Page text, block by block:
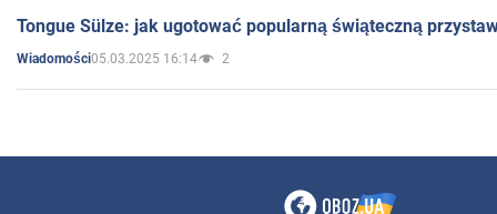
Tongue Sülze: jak ugotować popularną świąteczną
Wiadomości05.03.2025 16:14 2